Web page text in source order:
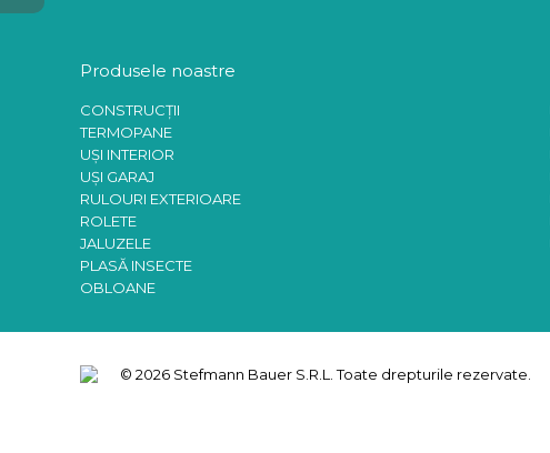
Produsele noastre
CONSTRUCȚII
TERMOPANE
UȘI INTERIOR
UȘI GARAJ
RULOURI EXTERIOARE
ROLETE
JALUZELE
PLASĂ INSECTE
OBLOANE
© 2026 Stefmann Bauer S.R.L. Toate drepturile rezervate.